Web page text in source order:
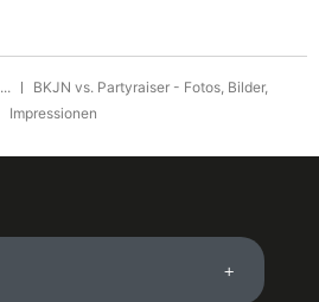
...
BKJN vs. Partyraiser - Fotos, Bilder,
Impressionen